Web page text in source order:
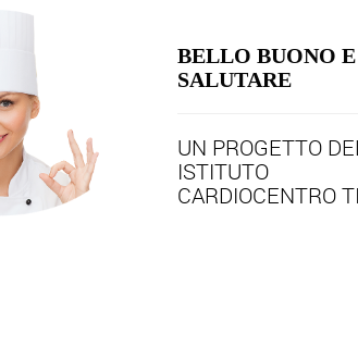
BELLO BUONO E
SALUTARE
UN PROGETTO
ISTITUTO
CARDIOCENTRO